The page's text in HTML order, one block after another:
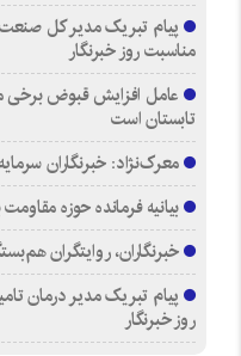
پیام تبریک مدیر کل
مناسبت روز خبرنگار
عامل افزایش قبوض برخی
تابستان است
معرک‌نژاد: خبرنگاران
بیانیه فرمانده حوزه
خبرنگاران، روایتگران
پیام تبریک مدیر درمان
روز خبرنگار